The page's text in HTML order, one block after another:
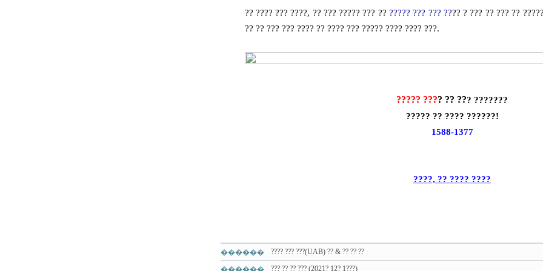
?? ???? ??? ????, ?? ??? ????? ??? ??????? ??? ??? ???? ? ??? ?? ??? ??
?? ?? ??? ??? ???? ?? ???? ??? ????? ???? ???? ???.
????? ???? ?? ??? ???????
????? ?? ???? ??????!
1588-1377
????, ?? ???? ????
������ ???? ??? ???(UAB) ?? & ?? ?? ??
������ ??? ?? ?? ??? (2021? 12? 1???)